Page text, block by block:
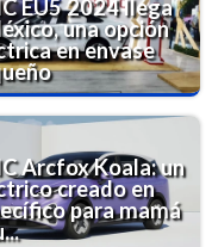
EU5 2024 llega
una opción
en envase
Arcfox Koala: un
creado en
para mamá